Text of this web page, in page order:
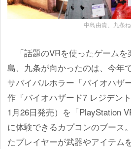
中島由貴、九条
「話題のVRを使ったゲームを
島、九条が向かったのは、今年
サバイバルホラー「バイオハザ
作『バイオハザード7 レジデン
1月26日発売）を「PlayStation
に体験できるカプコンのブース
たプレイヤーが武器やアイテム